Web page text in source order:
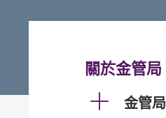
關於金管局
金管局